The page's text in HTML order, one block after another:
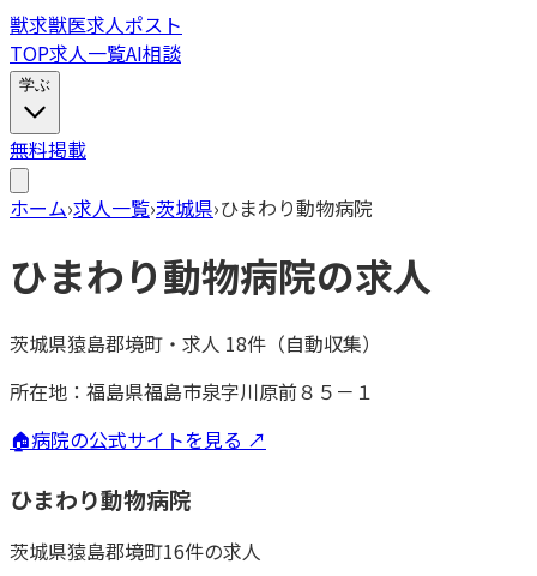
獣求獣医求人ポスト
TOP求人一覧AI相談
学ぶ
無料掲載
ホーム›求人一覧›茨城県›ひまわり動物病院
ひまわり動物病院の求人
茨城県猿島郡境町 ・ 求人 18件（自動収集）
所在地： 福島県福島市泉字川原前８５－１
🏠病院の公式サイトを見る ↗
ひまわり動物病院
茨城県猿島郡境町16件の求人